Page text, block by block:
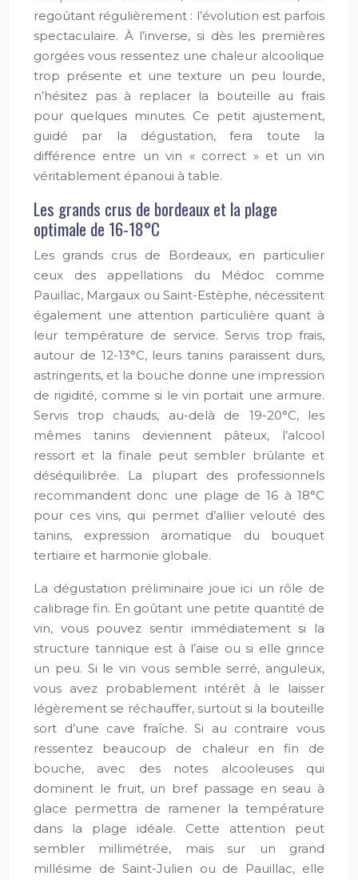
regoûtant régulièrement : l’évolution est parfois
spectaculaire. À l’inverse, si dès les premières
gorgées vous ressentez une chaleur alcoolique
trop présente et une texture un peu lourde,
n’hésitez pas à replacer la bouteille au frais
pour quelques minutes. Ce petit ajustement,
guidé par la dégustation, fera toute la
différence entre un vin « correct » et un vin
véritablement épanoui à table.
Les grands crus de bordeaux et la plage
optimale de 16-18°C
Les grands crus de Bordeaux, en particulier
ceux des appellations du Médoc comme
Pauillac, Margaux ou Saint-Estèphe, nécessitent
également une attention particulière quant à
leur température de service. Servis trop frais,
autour de 12-13°C, leurs tanins paraissent durs,
astringents, et la bouche donne une impression
de rigidité, comme si le vin portait une armure.
Servis trop chauds, au-delà de 19-20°C, les
mêmes tanins deviennent pâteux, l’alcool
ressort et la finale peut sembler brûlante et
déséquilibrée. La plupart des professionnels
recommandent donc une plage de 16 à 18°C
pour ces vins, qui permet d’allier velouté des
tanins, expression aromatique du bouquet
tertiaire et harmonie globale.
La dégustation préliminaire joue ici un rôle de
calibrage fin. En goûtant une petite quantité de
vin, vous pouvez sentir immédiatement si la
structure tannique est à l’aise ou si elle grince
un peu. Si le vin vous semble serré, anguleux,
vous avez probablement intérêt à le laisser
légèrement se réchauffer, surtout si la bouteille
sort d’une cave fraîche. Si au contraire vous
ressentez beaucoup de chaleur en fin de
bouche, avec des notes alcooleuses qui
dominent le fruit, un bref passage en seau à
glace permettra de ramener la température
dans la plage idéale. Cette attention peut
sembler millimétrée, mais sur un grand
millésime de Saint-Julien ou de Pauillac, elle